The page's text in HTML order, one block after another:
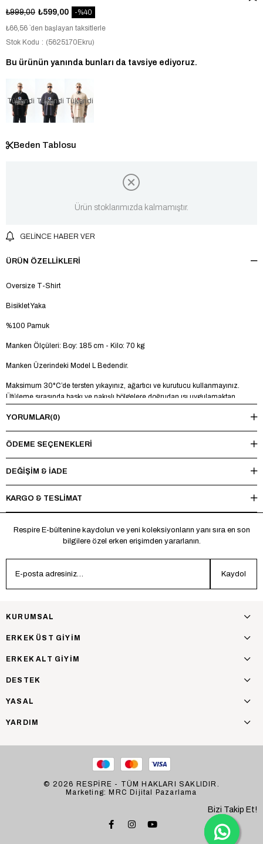
₺999,00 ₺599,00
40
₺66,56 `den başlayan taksitlerle
Stok Kodu
(5625170Ekru)
Bu ürünün yanında bunları da tavsiye ediyoruz.
Tükendi Tükendi Tükendi
Beden Tablosu
Ürün stoklarımızda kalmamıştır.
GELINCE HABER VER
ÜRÜN ÖZELLIKLERI
Oversize T-Shirt
Bisiklet Yaka
%100 Pamuk
Manken Ölçüleri: Boy: 185 cm - Kilo: 70 kg
Manken Üzerindeki Model L Bedendir.
Maksimum 30°C’de tersten yıkayınız, ağartıcı ve kurutucu kullanmayınız.
Ütüleme sırasında baskı ve nakışlı bölgelere doğrudan ısı uygulamaktan
YORUMLAR(0)
ÖDEME SEÇENEKLERI
DEĞİŞİM & İADE
KARGO & TESLİMAT
Respire E-bültenine kaydolun ve yeni koleksiyonların yanı sıra en son
bilgilere özel erken erişimden yararlanın.
Kaydol
KURUMSAL
ERKEK ÜST GİYİM
ERKEK ALT GİYİM
DESTEK
YASAL
YARDIM
© 2026 RESPİRE - TÜM HAKLARI SAKLIDIR.
Marketing: MRC Dijital Pazarlama
Bizi Takip Et!